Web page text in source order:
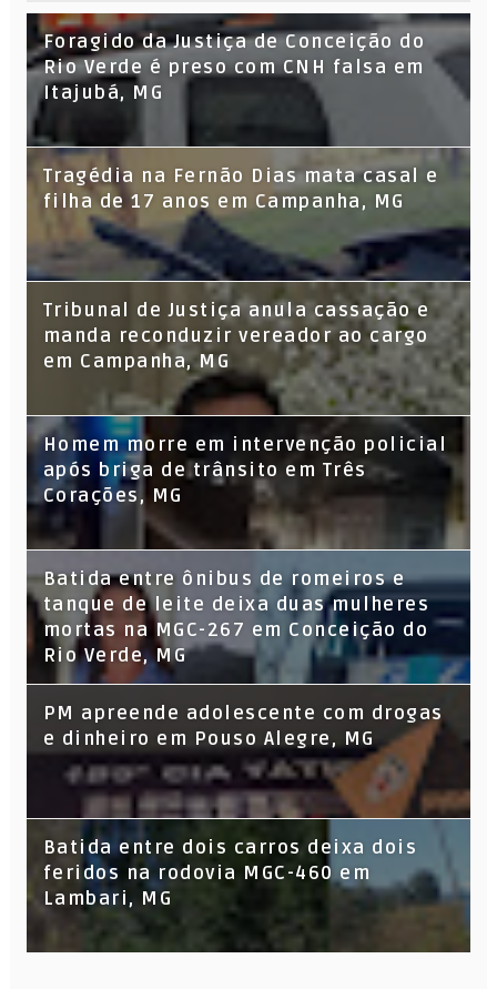
Foragido da Justiça de Conceição do
Rio Verde é preso com CNH falsa em
Itajubá, MG
Tragédia na Fernão Dias mata casal e
filha de 17 anos em Campanha, MG
Tribunal de Justiça anula cassação e
manda reconduzir vereador ao cargo
em Campanha, MG
Homem morre em intervenção policial
após briga de trânsito em Três
Corações, MG
Batida entre ônibus de romeiros e
tanque de leite deixa duas mulheres
mortas na MGC-267 em Conceição do
Rio Verde, MG
PM apreende adolescente com drogas
e dinheiro em Pouso Alegre, MG
Batida entre dois carros deixa dois
feridos na rodovia MGC-460 em
Lambari, MG